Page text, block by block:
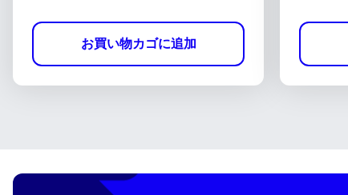
お買い物カゴに追加